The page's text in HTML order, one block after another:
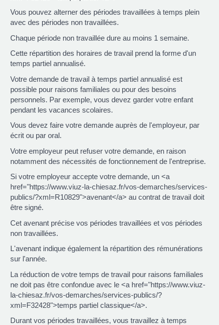
Vous pouvez alterner des périodes travaillées à temps plein
avec des périodes non travaillées.
Chaque période non travaillée dure au moins 1 semaine.
Cette répartition des horaires de travail prend la forme d'un
temps partiel annualisé.
Votre demande de travail à temps partiel annualisé est
possible pour raisons familiales ou pour des besoins
personnels. Par exemple, vous devez garder votre enfant
pendant les vacances scolaires.
Vous devez faire votre demande auprès de l'employeur, par
écrit ou par oral.
Votre employeur peut refuser votre demande, en raison
notamment des nécessités de fonctionnement de l'entreprise.
Si votre employeur accepte votre demande, un <a
href="https://www.viuz-la-chiesaz.fr/vos-demarches/services-
publics/?xml=R10829">avenant</a> au contrat de travail doit
être signé.
Cet avenant précise vos périodes travaillées et vos périodes
non travaillées.
L'avenant indique également la répartition des rémunérations
sur l'année.
La réduction de votre temps de travail pour raisons familiales
ne doit pas être confondue avec le <a href="https://www.viuz-
la-chiesaz.fr/vos-demarches/services-publics/?
xml=F32428">temps partiel classique</a>.
Durant vos périodes travaillées, vous travaillez à temps